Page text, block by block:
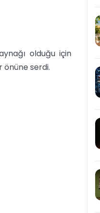
olduğu için
önüne serdi.